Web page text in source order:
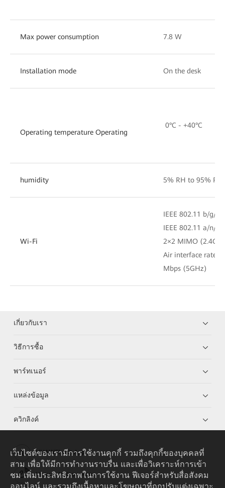
Max power consumption 7.8 W
Installation mode On the desk
Operating temperature Operating
0°C - +40°C
humidity 5% RH to 95%
Wi-Fi
IEEE 802.11 b/g/n
IEEE 802.11 a/n/
2×2 MIMO
Air interface rate
Mbps (5GHz)
เกี่ยวกับเรา
วิธีการซื้อ
พาร์ทเนอร์
แหล่งข้อมูล
ควิกลิงค์
HUAWEI eKit App
Huawei HiKnow App
เว็บไซต์ของเรามีการใช้งานคุกกี้ รวมถึงคุกกี้ของบุคคลที่
สาม เพื่อให้มีการทำงานราบรื่น และเพื่อวิเคราะห์การเข้า
ชม เพิ่มประสิทธิภาพในการใช้งาน ฟีเจอร์สำหรับสื่อสังคม